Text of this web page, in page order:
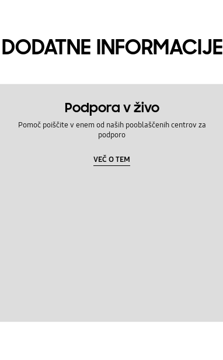
DODATNE INFORMACIJE
Podpora v živo
Pomoč poiščite v enem od naših pooblaščenih centrov za
podporo
VEČ O TEM